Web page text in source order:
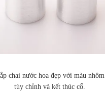
chai nước hoa đẹp với màu nhôm
tùy chỉnh và kết thúc cổ.